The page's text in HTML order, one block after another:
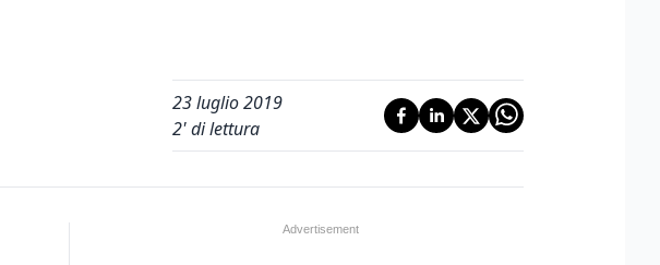
23 luglio 2019
2' di lettura